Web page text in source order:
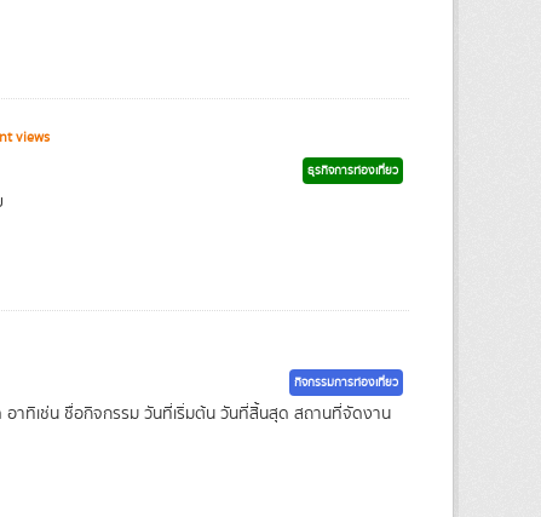
views
ธุรกิจการท่องเที่ยว
กิจกรรมการท่องเที่ยว
อาทิเช่น ชื่อกิจกรรม วันที่เริ่มต้น วันที่สิ้นสุด สถานที่จัดงาน